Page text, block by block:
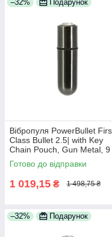
–32% Подарунок
Вібропуля PowerBullet
Class Bullet 2.5| with Key
Chain Pouch, Gun Metal, 9
режимів вібрації
Готово до відправки
1 019,15 ₴ 1 498,75 ₴
–32% Подарунок